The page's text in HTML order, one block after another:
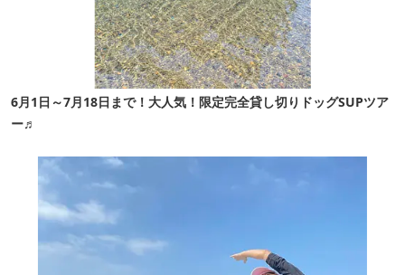
6月1日～7月18日まで！大人気！限定完全貸し切りドッグSUPツア
ー♬